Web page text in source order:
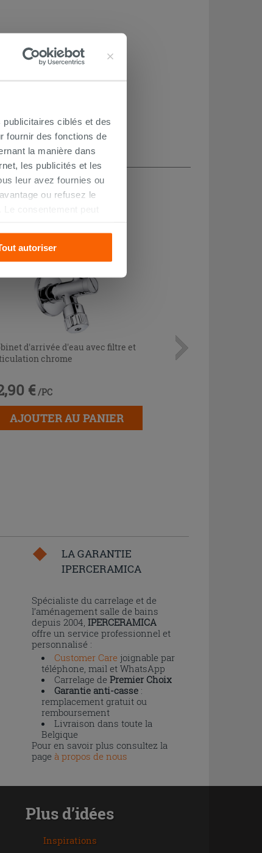
ciblés et des
fournir des fonctions de
la manière dans
les publicités et les
leur avez fournies ou
ou refusez le
consentement peut
autoriser
d'arrivée d'eau avec filtre et
chrome
€ /PC
AJOUTER AU PANIER
LA GARANTIE
IPERCERAMICA
Spécialiste du carrelage et de
l’aménagement salle de bains
depuis 2004, IPERCERAMICA
offre un service professionnel et
personnalisé :
Customer Carejoignable par
téléphone, mail et WhatsApp
Carrelage de Premier Choix
Garantie anti-casse:
remplacement gratuit ou
remboursement
Livraison dans toute la
Belgique
Pour en savoir plus consultez la
page à propos de nous
Plus d’idées
Inspirations